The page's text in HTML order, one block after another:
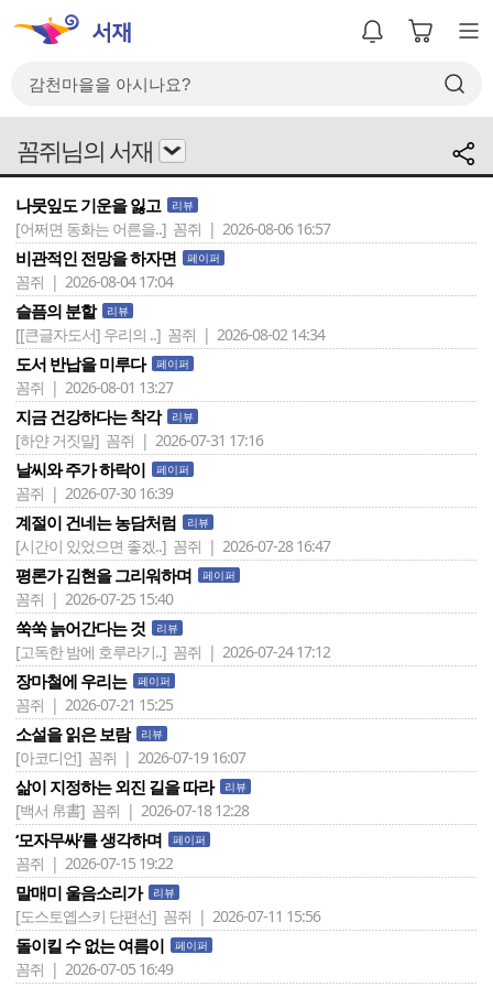
꼼쥐님의 서재
나뭇잎도 기운을 잃고 리뷰
[어쩌면 동화는 어른을..] 꼼쥐 | 2026-08-06 16:57
비관적인 전망을 하자면 페이퍼
꼼쥐 | 2026-08-04 17:04
슬픔의 분할 리뷰
[[큰글자도서] 우리의 ..] 꼼쥐 | 2026-08-02 14:34
도서 반납을 미루다 페이퍼
꼼쥐 | 2026-08-01 13:27
지금 건강하다는 착각 리뷰
[하얀 거짓말] 꼼쥐 | 2026-07-31 17:16
날씨와 주가 하락이 페이퍼
꼼쥐 | 2026-07-30 16:39
계절이 건네는 농담처럼 리뷰
[시간이 있었으면 좋겠..] 꼼쥐 | 2026-07-28 16:47
평론가 김현을 그리워하며 페이퍼
꼼쥐 | 2026-07-25 15:40
쑥쑥 늙어간다는 것 리뷰
[고독한 밤에 호루라기..] 꼼쥐 | 2026-07-24 17:12
장마철에 우리는 페이퍼
꼼쥐 | 2026-07-21 15:25
소설을 읽은 보람 리뷰
[아코디언] 꼼쥐 | 2026-07-19 16:07
삶이 지정하는 외진 길을 따라 리뷰
[백서 帛書] 꼼쥐 | 2026-07-18 12:28
‘모자무싸‘를 생각하며 페이퍼
꼼쥐 | 2026-07-15 19:22
말매미 울음소리가 리뷰
[도스토옙스키 단편선] 꼼쥐 | 2026-07-11 15:56
돌이킬 수 없는 여름이 페이퍼
꼼쥐 | 2026-07-05 16:49